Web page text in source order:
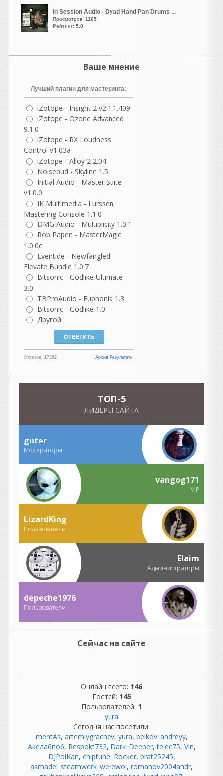
призма вместе с вокалом
нахватает кучу артефактов.
guter
ANNIVERSARY EDITION OF
ONE OF THE MOST
SAMPLE LIBRARIES EVER
Возрождение Ностальгии |
Скоро...
существования в качестве
одной из самых популярных
и долговечных библиотек
сэмплов,
Nostalgia возвращается в
специальном юбилейном
издании, посвященном 20-
летию.
guter
написал 06.08.2026 в
не согласна с этим
понимаю, откуда он взялся.
В нем есть доля
ностальгии, но как
описание реальности он
сильно идеализирован.
Разберем по частям.
«Как же было спокойно до
появления компа...»
Да, компьютеров не было,
но были свои проблемы:
нужно было выставлять ток
подмагничивания (bias);
чистить и размагничивать
головки;
менять ленты, потому что
они изнашивались;
бороться с шумом пленки;
иногда приходилось
переписывать целый дубль.
То есть работы было не
меньше, просто она была
другой.
Подключил проводочки,
лампочку...
Это романтичная картина,
но в профессиональных
студиях все было гораздо
километры кабелей;
компрессоры, эквалайзеры;
синхронизация
обслуживание техники.
Инженеры тратили
огромное количество
времени на обслуживание
оборудования.
In Session Audio - Dyad Hand Pan Drums ...
Просмотров: 1165
Рейтинг: 5.0
Ваше мнение
Лучший плагин для мастеринга:
iZotope - Insight 2 v2.1.1.409
iZotope - Ozone Advanced
9.1.0
iZotope - RX Loudness
Control v1.03a
iZotope - Alloy 2 2.04
Noisebud - Skyline 1.5
Initial Audio - Master Suite
v1.0.0
IK Multimedia - Lurssen
Mastering Console 1.1.0
DMG Audio - Multiplicity 1.0.1
Rob Papen - MasterMagic
1.0.0c
Eventide - Newfangled
Elevate Bundle 1.0.7
Bitsonic - Godlike Ultimate
3.0
TBProAudio - Euphonia 1.3
Bitsonic - Godlike 1.0
Другой
Ответов: 17302 Результаты
Архив
TOП-5
ЛИДЕРЫ САЙТА
guter
Модераторы
vangog171
VIP
LizardKing
Пользователи
Elaim
Администраторы
depeche1976
Пользователи
Сейчас на сайте
Онлайн всего: 146
Гостей: 145
Пользователей: 1
yura
Сегодня нас посетили:
mentAs, artemiygrachev, yura, belkov_andreyy,
Акела6по6, Respokt732, Dark_Deeper,telec75, Vin,
DJPolKan, chiptune, Rocker, brat25245,
asmadei_steamwerk_werewol, romanov2004andr,